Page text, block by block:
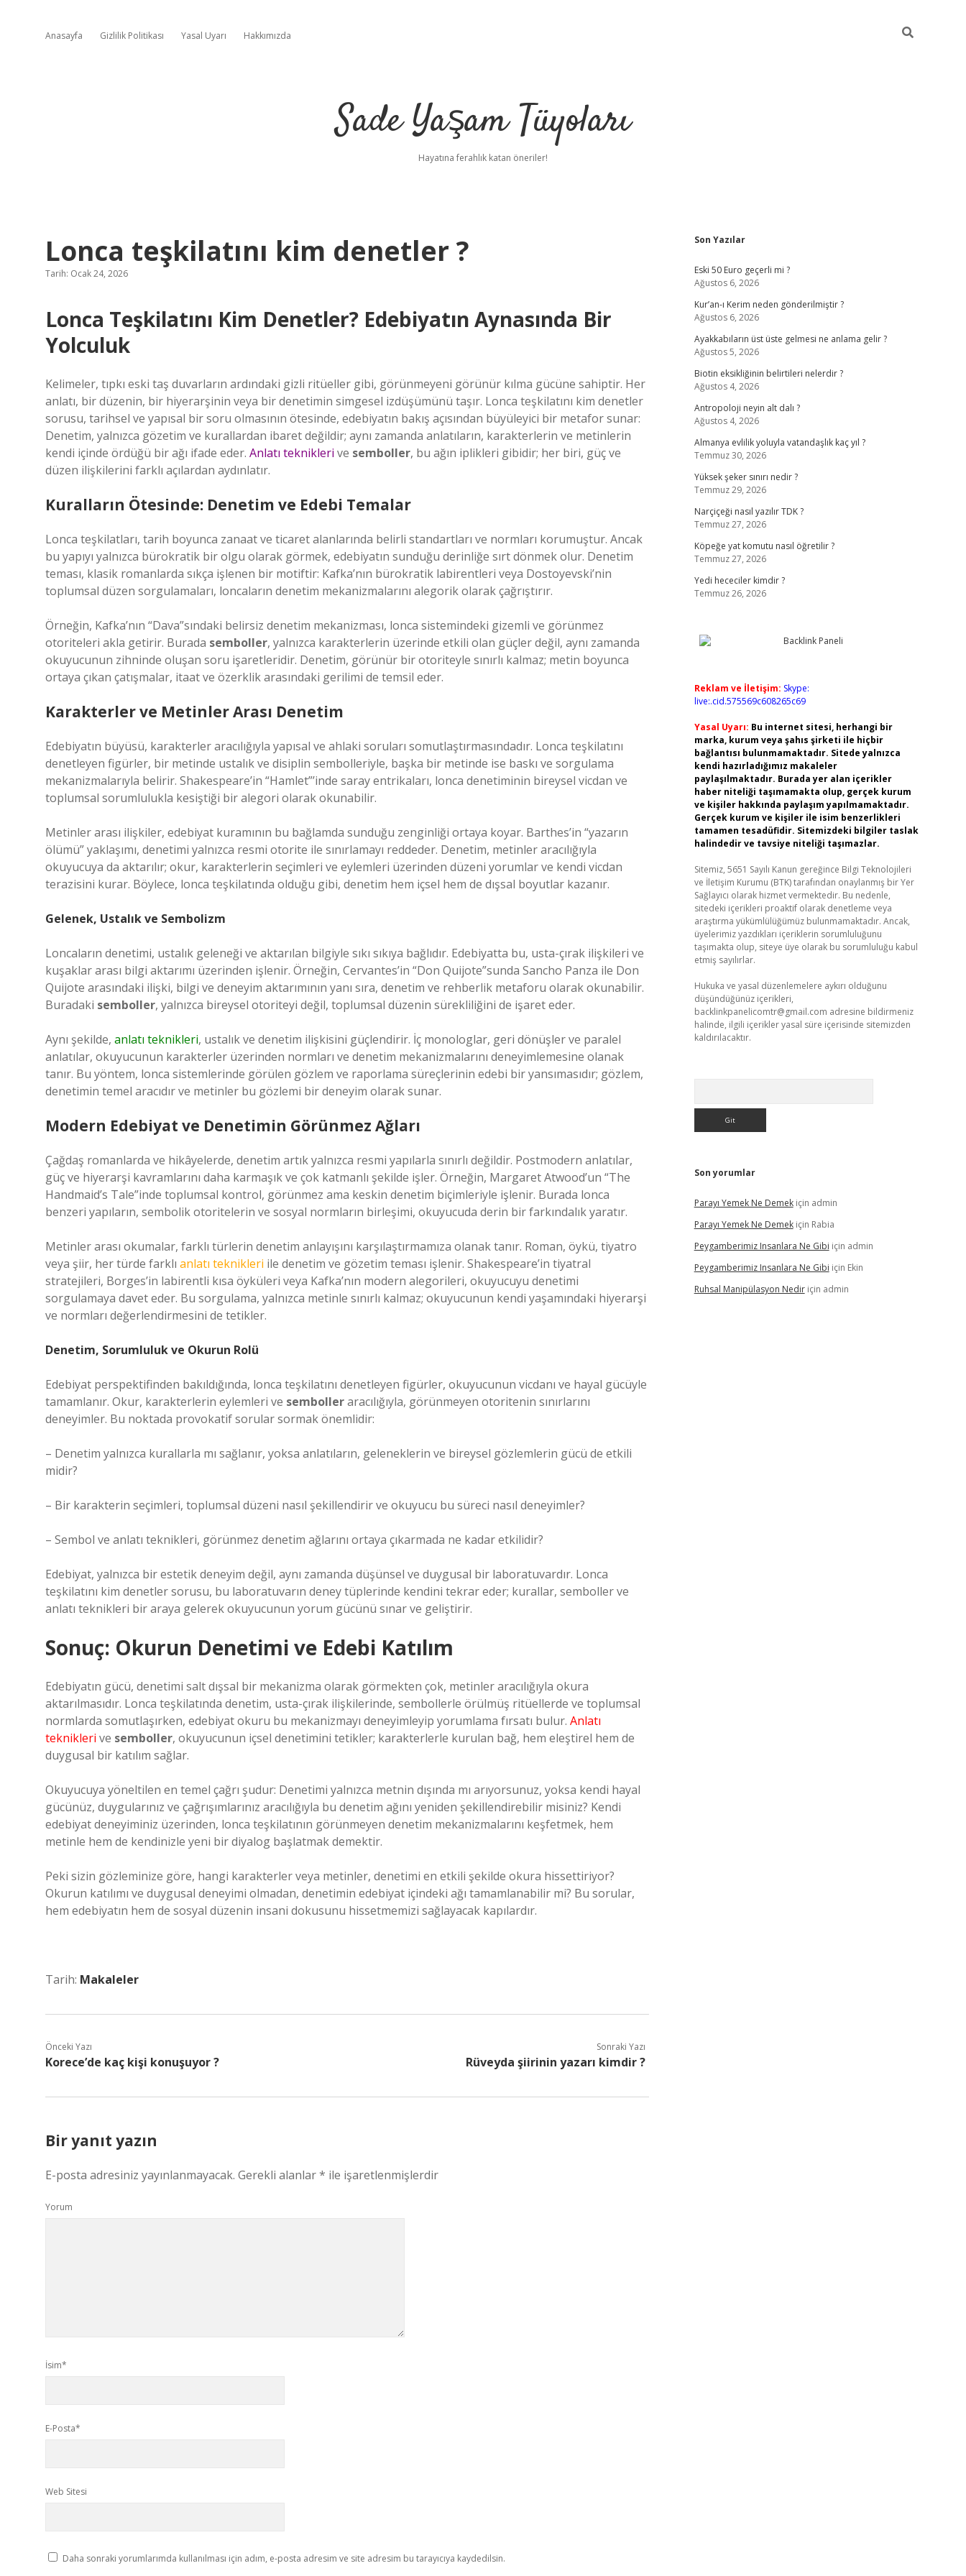
Anasayfa Gizlilik Politikası Yasal Uyarı Hakkımızda
Sade Yaşam Tüyoları
Hayatına ferahlık katan öneriler!
Lonca teşkilatını kim denetler ?
Tarih: Ocak 24, 2026
Lonca Teşkilatını Kim Denetler? Edebiyatın Aynasında Bir
Yolculuk
Kelimeler, tıpkı eski taş duvarların ardındaki gizli ritüeller gibi, görünmeyeni görünür kılma gücüne sahiptir. Her
anlatı, bir düzenin, bir hiyerarşinin veya bir denetimin simgesel izdüşümünü taşır. Lonca teşkilatını kim denetler
sorusu, tarihsel ve yapısal bir soru olmasının ötesinde, edebiyatın bakış açısından büyüleyici bir metafor sunar:
Denetim, yalnızca gözetim ve kurallardan ibaret değildir; aynı zamanda anlatıların, karakterlerin ve metinlerin
kendi içinde ördüğü bir ağı ifade eder. Anlatı teknikleri ve semboller, bu ağın iplikleri gibidir; her biri, güç ve
düzen ilişkilerini farklı açılardan aydınlatır.
Kuralların Ötesinde: Denetim ve Edebi Temalar
Lonca teşkilatları, tarih boyunca zanaat ve ticaret alanlarında belirli standartları ve normları korumuştur. Ancak
bu yapıyı yalnızca bürokratik bir olgu olarak görmek, edebiyatın sunduğu derinliğe sırt dönmek olur. Denetim
teması, klasik romanlarda sıkça işlenen bir motiftir: Kafka’nın bürokratik labirentleri veya Dostoyevski’nin
toplumsal düzen sorgulamaları, loncaların denetim mekanizmalarını alegorik olarak çağrıştırır.
Örneğin, Kafka’nın “Dava”sındaki belirsiz denetim mekanizması, lonca sistemindeki gizemli ve görünmez
otoriteleri akla getirir. Burada semboller, yalnızca karakterlerin üzerinde etkili olan güçler değil, aynı zamanda
okuyucunun zihninde oluşan soru işaretleridir. Denetim, görünür bir otoriteyle sınırlı kalmaz; metin boyunca
ortaya çıkan çatışmalar, itaat ve özerklik arasındaki gerilimi de temsil eder.
Karakterler ve Metinler Arası Denetim
Edebiyatın büyüsü, karakterler aracılığıyla yapısal ve ahlaki soruları somutlaştırmasındadır. Lonca teşkilatını
denetleyen figürler, bir metinde ustalık ve disiplin sembolleriyle, başka bir metinde ise baskı ve sorgulama
mekanizmalarıyla belirir. Shakespeare’in “Hamlet”’inde saray entrikaları, lonca denetiminin bireysel vicdan ve
toplumsal sorumlulukla kesiştiği bir alegori olarak okunabilir.
Metinler arası ilişkiler, edebiyat kuramının bu bağlamda sunduğu zenginliği ortaya koyar. Barthes’in “yazarın
ölümü” yaklaşımı, denetimi yalnızca resmi otorite ile sınırlamayı reddeder. Denetim, metinler aracılığıyla
okuyucuya da aktarılır; okur, karakterlerin seçimleri ve eylemleri üzerinden düzeni yorumlar ve kendi vicdan
terazisini kurar. Böylece, lonca teşkilatında olduğu gibi, denetim hem içsel hem de dışsal boyutlar kazanır.
Gelenek, Ustalık ve Sembolizm
Loncaların denetimi, ustalık geleneği ve aktarılan bilgiyle sıkı sıkıya bağlıdır. Edebiyatta bu, usta-çırak ilişkileri ve
kuşaklar arası bilgi aktarımı üzerinden işlenir. Örneğin, Cervantes’in “Don Quijote”sunda Sancho Panza ile Don
Quijote arasındaki ilişki, bilgi ve deneyim aktarımının yanı sıra, denetim ve rehberlik metaforu olarak okunabilir.
Buradaki semboller, yalnızca bireysel otoriteyi değil, toplumsal düzenin sürekliliğini de işaret eder.
Aynı şekilde, anlatı teknikleri, ustalık ve denetim ilişkisini güçlendirir. İç monologlar, geri dönüşler ve paralel
anlatılar, okuyucunun karakterler üzerinden normları ve denetim mekanizmalarını deneyimlemesine olanak
tanır. Bu yöntem, lonca sistemlerinde görülen gözlem ve raporlama süreçlerinin edebi bir yansımasıdır; gözlem,
denetimin temel aracıdır ve metinler bu gözlemi bir deneyim olarak sunar.
Modern Edebiyat ve Denetimin Görünmez Ağları
Çağdaş romanlarda ve hikâyelerde, denetim artık yalnızca resmi yapılarla sınırlı değildir. Postmodern anlatılar,
güç ve hiyerarşi kavramlarını daha karmaşık ve çok katmanlı şekilde işler. Örneğin, Margaret Atwood’un “The
Handmaid’s Tale”inde toplumsal kontrol, görünmez ama keskin denetim biçimleriyle işlenir. Burada lonca
benzeri yapıların, sembolik otoritelerin ve sosyal normların birleşimi, okuyucuda derin bir farkındalık yaratır.
Metinler arası okumalar, farklı türlerin denetim anlayışını karşılaştırmamıza olanak tanır. Roman, öykü, tiyatro
veya şiir, her türde farklı anlatı teknikleri ile denetim ve gözetim teması işlenir. Shakespeare’in tiyatral
stratejileri, Borges’in labirentli kısa öyküleri veya Kafka’nın modern alegorileri, okuyucuyu denetimi
sorgulamaya davet eder. Bu sorgulama, yalnızca metinle sınırlı kalmaz; okuyucunun kendi yaşamındaki hiyerarşi
ve normları değerlendirmesini de tetikler.
Denetim, Sorumluluk ve Okurun Rolü
Edebiyat perspektifinden bakıldığında, lonca teşkilatını denetleyen figürler, okuyucunun vicdanı ve hayal gücüyle
tamamlanır. Okur, karakterlerin eylemleri ve sembolleraracılığıyla, görünmeyen otoritenin sınırlarını
deneyimler. Bu noktada provokatif sorular sormak önemlidir:
– Denetim yalnızca kurallarla mı sağlanır, yoksa anlatıların, geleneklerin ve bireysel gözlemlerin gücü de etkili
midir?
– Bir karakterin seçimleri, toplumsal düzeni nasıl şekillendirir ve okuyucu bu süreci nasıl deneyimler?
– Sembol ve anlatı teknikleri, görünmez denetim ağlarını ortaya çıkarmada ne kadar etkilidir?
Edebiyat, yalnızca bir estetik deneyim değil, aynı zamanda düşünsel ve duygusal bir laboratuvardır. Lonca
teşkilatını kim denetler sorusu, bu laboratuvarın deney tüplerinde kendini tekrar eder; kurallar, semboller ve
anlatı teknikleri bir araya gelerek okuyucunun yorum gücünü sınar ve geliştirir.
Sonuç: Okurun Denetimi ve Edebi Katılım
Edebiyatın gücü, denetimi salt dışsal bir mekanizma olarak görmekten çok, metinler aracılığıyla okura
aktarılmasıdır. Lonca teşkilatında denetim, usta-çırak ilişkilerinde, sembollerle örülmüş ritüellerde ve toplumsal
normlarda somutlaşırken, edebiyat okuru bu mekanizmayı deneyimleyip yorumlama fırsatı bulur. Anlatı
teknikleri ve semboller, okuyucunun içsel denetimini tetikler; karakterlerle kurulan bağ, hem eleştirel hem de
duygusal bir katılım sağlar.
Okuyucuya yöneltilen en temel çağrı şudur: Denetimi yalnızca metnin dışında mı arıyorsunuz, yoksa kendi hayal
gücünüz, duygularınız ve çağrışımlarınız aracılığıyla bu denetim ağını yeniden şekillendirebilir misiniz? Kendi
edebiyat deneyiminiz üzerinden, lonca teşkilatının görünmeyen denetim mekanizmalarını keşfetmek, hem
metinle hem de kendinizle yeni bir diyalog başlatmak demektir.
Peki sizin gözleminize göre, hangi karakterler veya metinler, denetimi en etkili şekilde okura hissettiriyor?
Okurun katılımı ve duygusal deneyimi olmadan, denetimin edebiyat içindeki ağı tamamlanabilir mi? Bu sorular,
hem edebiyatın hem de sosyal düzenin insani dokusunu hissetmemizi sağlayacak kapılardır.
Tarih: Makaleler
Önceki Yazı
Korece’de kaç kişi konuşuyor ?
Sonraki Yazı
Rüveyda şiirinin yazarı kimdir ?
Bir yanıt yazın
E-posta adresiniz yayınlanmayacak. Gerekli alanlar* ile işaretlenmişlerdir
Yorum
İsim*
E-Posta*
Web Sitesi
Daha sonraki yorumlarımda kullanılması için adım, e-posta adresim ve site adresim bu tarayıcıya kaydedilsin.
Sidebar
Son Yazılar
Eski 50 Euro geçerli mi ?
Ağustos 6, 2026
Kur’an-ı Kerim neden gönderilmiştir ?
Ağustos 6, 2026
Ayakkabıların üst üste gelmesi ne anlama gelir ?
Ağustos 5, 2026
Biotin eksikliğinin belirtileri nelerdir ?
Ağustos 4, 2026
Antropoloji neyin alt dalı ?
Ağustos 4, 2026
Almanya evlilik yoluyla vatandaşlık kaç yıl ?
Temmuz 30, 2026
Yüksek şeker sınırı nedir ?
Temmuz 29, 2026
Narçiçeği nasıl yazılır TDK ?
Temmuz 27, 2026
Köpeğe yat komutu nasıl öğretilir ?
Temmuz 27, 2026
Yedi hececiler kimdir ?
Temmuz 26, 2026
Reklam ve İletişim: Skype:
live:.cid.575569c608265c69
Yasal Uyarı: Bu internet sitesi, herhangi bir
marka, kurum veya şahıs şirketi ile hiçbir
bağlantısı bulunmamaktadır. Sitede yalnızca
kendi hazırladığımız makaleler
paylaşılmaktadır. Burada yer alan içerikler
haber niteliği taşımamakta olup, gerçek kurum
ve kişiler hakkında paylaşım yapılmamaktadır.
Gerçek kurum ve kişiler ile isim benzerlikleri
tamamen tesadüfidir. Sitemizdeki bilgiler taslak
halindedir ve tavsiye niteliği taşımazlar.
Sitemiz, 5651 Sayılı Kanun gereğince Bilgi Teknolojileri
ve İletişim Kurumu (BTK) tarafından onaylanmış bir Yer
Sağlayıcı olarak hizmet vermektedir. Bu nedenle,
sitedeki içerikleri proaktif olarak denetleme veya
araştırma yükümlülüğümüz bulunmamaktadır. Ancak,
üyelerimiz yazdıkları içeriklerin sorumluluğunu
taşımakta olup, siteye üye olarak bu sorumluluğu kabul
etmiş sayılırlar.
Hukuka ve yasal düzenlemelere aykırı olduğunu
düşündüğünüz içerikleri,
backlinkpanelicomtr@gmail.com adresine bildirmeniz
halinde, ilgili içerikler yasal süre içerisinde sitemizden
kaldırılacaktır.
Son yorumlar
Parayı Yemek Ne Demekiçin admin
Parayı Yemek Ne Demekiçin Rabia
Peygamberimiz Insanlara Ne Gibi için admin
Peygamberimiz Insanlara Ne Gibi için Ekin
Ruhsal Manipülasyon Nediriçin admin